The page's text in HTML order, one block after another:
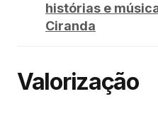
histórias e
Ciranda
Valorização